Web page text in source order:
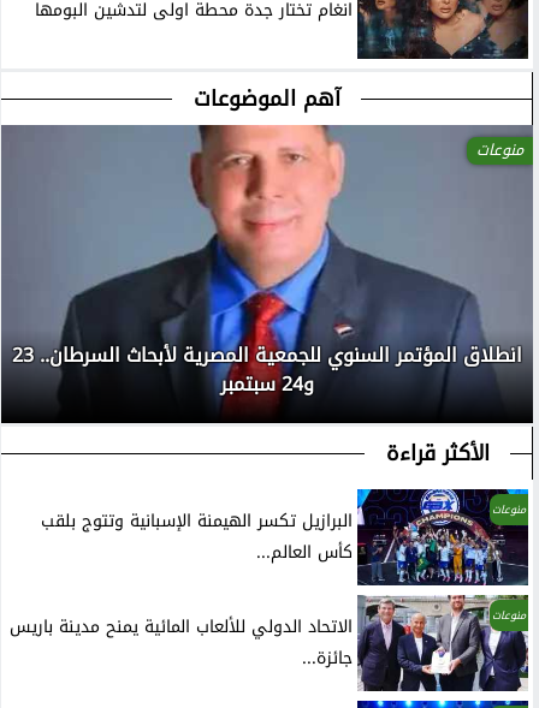
انغام تختار جدة محطة اولى لتدشين البومها
آهم الموضوعات
منوعات
انطلاق المؤتمر السنوي للجمعية المصرية لأبحاث السرطان.. 23
و24 سبتمبر
الأكثر قراءة
منوعات
البرازيل تكسر الهيمنة الإسبانية وتتوج بلقب
كأس العالم...
منوعات
الاتحاد الدولي للألعاب المائية يمنح مدينة باريس
جائزة...